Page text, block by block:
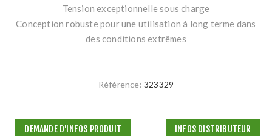
Tension exceptionnelle sous charge
Conception robuste pour une utilisation à long terme dans
des conditions extrêmes
Référence: 323329
DEMANDE D'INFOS PRODUIT INFOS DISTRIBUTEUR